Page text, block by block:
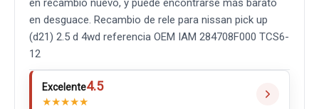
en recambio nuevo, y puede encontrarse más barato
en desguace. Recambio de rele para nissan pick up
(d21) 2.5 d 4wd referencia OEM IAM 284708F000 TCS6-
12
Excelente4.5
★★★★★